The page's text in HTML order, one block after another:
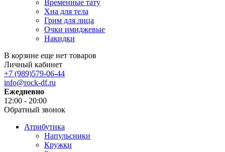
Временные тату
Хна для тела
Грим для лица
Очки имиджевые
Накидки
В корзине еще нет товаров
Личный кабинет
+7 (989)579-06-44
info@rock-df.ru
Ежедневно
12:00 - 20:00
Обратный звонок
Атрибутика
Напульсники
Кружки